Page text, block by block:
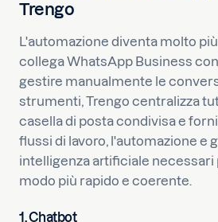
Trengo
L'automazione diventa molto
collega WhatsApp Business
gestire manualmente le
strumenti, Trengo centralizza
casella di posta condivisa e
flussi di lavoro, l'automazione e
intelligenza artificiale necessari
modo più rapido e coerente.
1. Chatbot